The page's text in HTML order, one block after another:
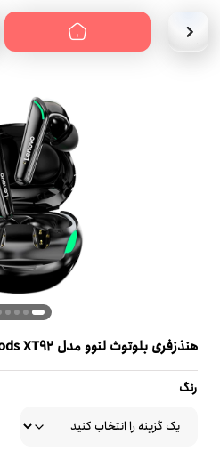
هنذزفری بلوتوث لنوو مدل thinkplus Live Pods XT92
رنگ